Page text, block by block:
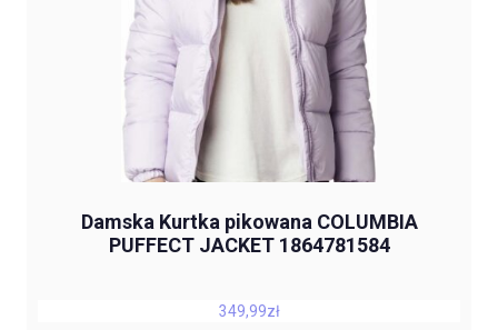
Damska Kurtka pikowana COLUMBIA
PUFFECT JACKET 1864781584
349,99zł